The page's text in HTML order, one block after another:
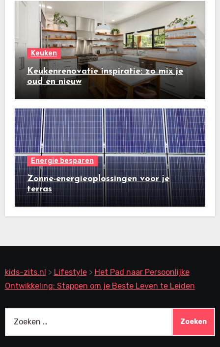
Keuken
Keukenrenovatie inspiratie: zo mix je
oud en nieuw
Energie besparen
Zonne-energieoplossingen voor je
terras
kids-zits.nl > Lifestyle> Het Pad naar Persoonlijke
Ontwikkeling: Stappen om je Beste Leven te Leiden